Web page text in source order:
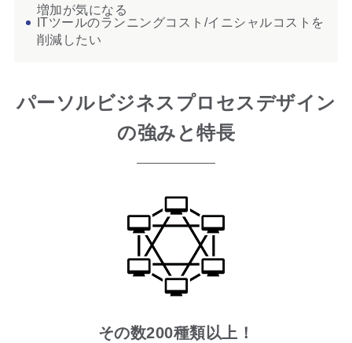
増加が気になる
ITツールのランニングコスト/イニシャルコストを
削減したい
パーソルビジネスプロセスデザイン
の強みと特長
その数200種類以上！